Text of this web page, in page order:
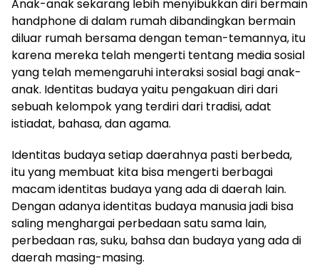
Anak-anak sekarang lebih menyibukkan diri bermain
handphone di dalam rumah dibandingkan bermain
diluar rumah bersama dengan teman-temannya, itu
karena mereka telah mengerti tentang media sosial
yang telah memengaruhi interaksi sosial bagi anak-
anak. Identitas budaya yaitu pengakuan diri dari
sebuah kelompok yang terdiri dari tradisi, adat
istiadat, bahasa, dan agama.
Identitas budaya setiap daerahnya pasti berbeda,
itu yang membuat kita bisa mengerti berbagai
macam identitas budaya yang ada di daerah lain.
Dengan adanya identitas budaya manusia jadi bisa
saling menghargai perbedaan satu sama lain,
perbedaan ras, suku, bahsa dan budaya yang ada di
daerah masing-masing.